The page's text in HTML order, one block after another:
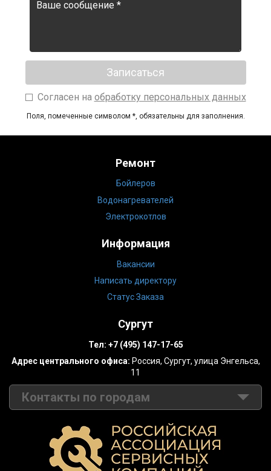
Согласен на обработку персональных данных
Поля, помеченные символом *, обязательны для заполнения.
Ремонт
Бойлеров
Водонагревателей
Электрокотлов
Информация
Вакансии
Написать директору
Статус Заказа
Сургут
Тел: +7 (495) 147-17-65
Адрес центрального офиса: Россия, Сургут, улица Энгельса,
11
Контакты по городам
+7 (499) 288-14-02
Санкт-Петербург +7 (812) 389-31-25